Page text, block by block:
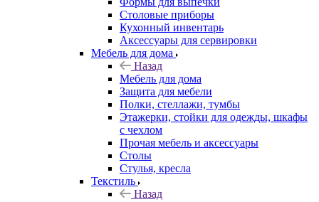
Столовые приборы
Кухонный инвентарь
Аксессуары для сервировки
Мебель для дома
Назад
Мебель для дома
Защита для мебели
Полки, стеллажи, тумбы
Этажерки, стойки для одежды, шкафы
с чехлом
Прочая мебель и аксессуары
Столы
Стулья, кресла
Текстиль
Назад